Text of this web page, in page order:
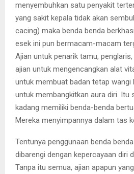
menyembuhkan satu penyakit
yang sakit kepala tidak akan
cacing) maka benda benda
esek ini pun bermacam-macam
Ajian untuk penarik tamu,
ajian untuk mengencangkan alat
untuk membuat badan tetap wangi
untuk membangkitkan aura diri. Itu
kadang memiliki benda-benda
Mereka menyimpannya dalam tas
Tentunya penggunaan benda
dibarengi dengan kepercayaan diri
Tanpa itu semua, ajian apapun